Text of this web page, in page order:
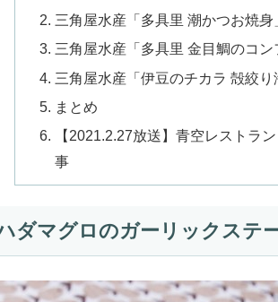
三角屋水産「多具里 潮かつお焼
三角屋水産「多具里 金目鯛のコ
三角屋水産「伊豆のチカラ 殻絞
まとめ
【2021.2.27放送】青空レスト
事
ハダマグロのガーリックステ